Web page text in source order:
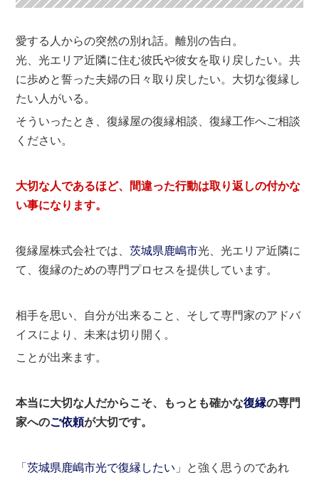
愛する人からの突然の別れ話。離別の告白。
光、光エリア近隣に住む彼氏や彼女を取り戻したい。共
に歩めと誓った夫婦の日々取り戻したい。大切な復縁し
たい人がいる。
そういったとき、復縁屋の復縁相談、復縁工作へご相談
ください。
大切な人であるほど、間違った行動は取り返しの付かな
い事になります。
復縁屋株式会社では、茨城県鹿嶋市光、光エリア近隣に
て、復縁のための専門プロセスを提供しています。
相手を思い、自分が出来ること、そして専門家のアドバ
イスにより、未来は切り開く。
ことが出来ます。
本当に大切な人だからこそ、もっとも確かな復縁の専門
家へのご依頼が大切です。
「茨城県鹿嶋市光で復縁したい 」と強く思うのであれ